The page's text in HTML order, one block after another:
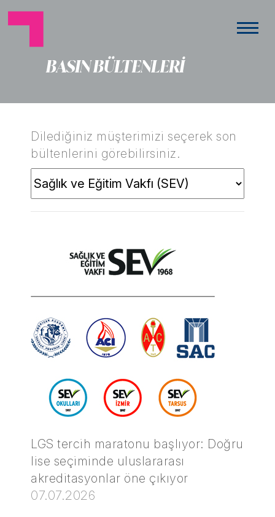
BASIN BÜLTENLERİ
Dilediğiniz müşterimizi seçerek son
bültenlerini görebilirsiniz.
LGS tercih maratonu başlıyor: Doğru
lise seçiminde uluslararası
akreditasyonlar öne çıkıyor
07.07.2026